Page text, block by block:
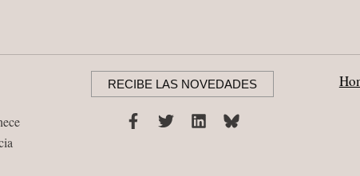
RECIBE LAS NOVEDADES